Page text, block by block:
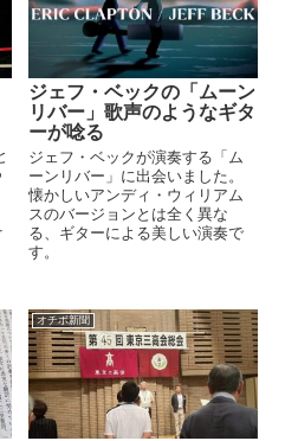
ジェフ・ベックの「ムーン
リバー」歌声のようなギタ
ーが唸る
ジェフ・ベックが演奏する「ム
ーンリバー」に出会いました。
懐かしいアンディ・ウィリアム
スのバージョンとは全く異な
る、ギターによる美しい演奏で
す。
オチボ新聞